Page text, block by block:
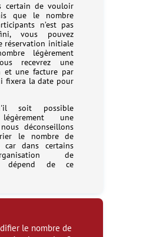
certain de vouloir
que le nombre
n’est pas
vous pouvez
réservation initiale
légèrement
recevrez une
et une facture par
fixera la date pour
soit possible
une
déconseillons
le nombre de
car dans certains
de
dépend de ce
le nombre de